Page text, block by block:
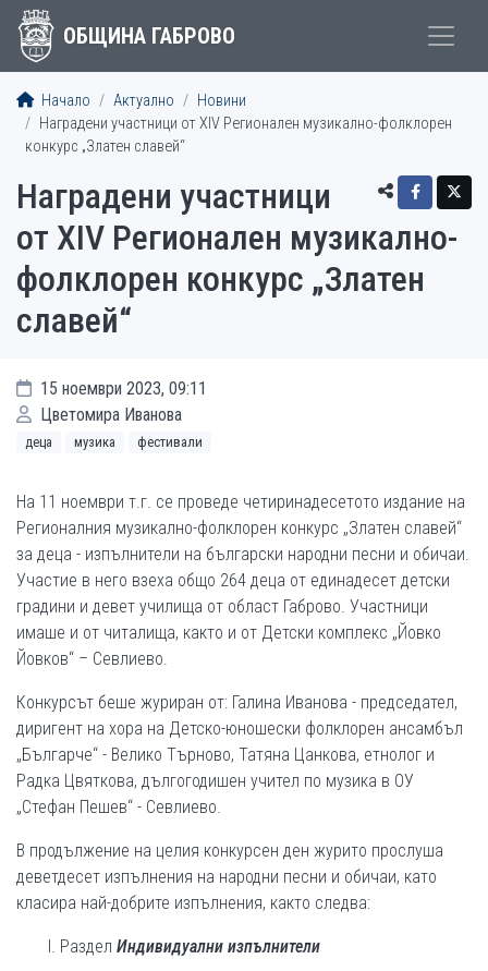
ОБЩИНА ГАБРОВО
Начало Актуално
Новини
Наградени участници от XIV Регионален музикално-фолклорен
конкурс „Златен славей“
Наградени участници
от XIV Регионален музикално-
фолклорен конкурс „Златен
славей“
15 ноември 2023, 09:11
Цветомира Иванова
деца музика фестивали
На 11 ноември т.г. се проведе четиринадесетото издание на
Регионалния музикално-фолклорен конкурс „Златен славей“
за деца - изпълнители на български народни песни и обичаи.
Участие в него взеха общо 264 деца от единадесет детски
градини и девет училища от област Габрово. Участници
имаше и от читалища, както и от Детски комплекс „Йовко
Йовков“ – Севлиево.
Конкурсът беше журиран от: Галина Иванова - председател,
диригент на хора на Детско-юношески фолклорен ансамбъл
„Българче“ - Велико Търново, Татяна Цанкова, етнолог и
Радка Цвяткова, дългогодишен учител по музика в ОУ
„Стефан Пешев“ - Севлиево.
В продължение на целия конкурсен ден журито прослуша
деветдесет изпълнения на народни песни и обичаи, като
класира най-добрите изпълнения, както следва:
Раздел Индивидуални изпълнители